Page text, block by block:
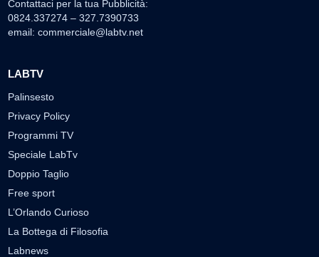
Contattaci per la tua Pubblicità:
0824.337274 – 327.7390733
email: commerciale@labtv.net
LABTV
Palinsesto
Privacy Policy
Programmi TV
Speciale LabTv
Doppio Taglio
Free sport
L’Orlando Curioso
La Bottega di Filosofia
Labnews